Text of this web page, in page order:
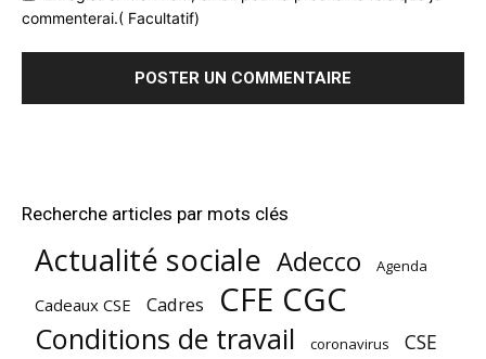
commenterai.( Facultatif)
Recherche articles par mots clés
Actualité sociale Adecco Agenda
Cadeaux CSE Cadres CFE CGC
Conditions de travail coronavirus CSE